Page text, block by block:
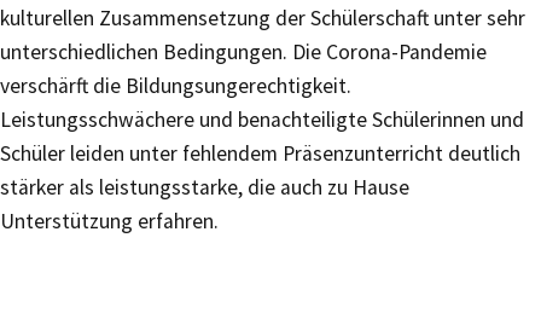
kulturellen Zusammensetzung der Schülerschaft unter sehr
unterschiedlichen Bedingungen. Die Corona-Pandemie
verschärft die Bildungsungerechtigkeit.
Leistungsschwächere und benachteiligte Schülerinnen und
Schüler leiden unter fehlendem Präsenzunterricht deutlich
stärker als leistungsstarke, die auch zu Hause
Unterstützung erfahren.